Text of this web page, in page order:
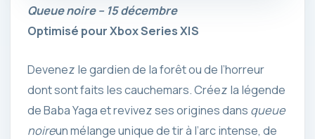
Queue noire – 15 décembre
Optimisé pour Xbox Series X|S
Devenez le gardien de la forêt ou de l’horreur
dont sont faits les cauchemars. Créez la légende
de Baba Yaga et revivez ses origines dans queue
noireun mélange unique de tir à l’arc intense, de